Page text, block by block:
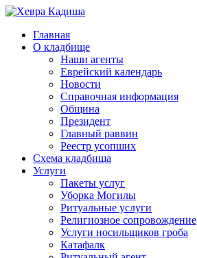
Главная
О кладбище
Наши агенты
Еврейский календарь
Новости
Справочная информация
Община
Президент
Главный раввин
Реестр усопших
Схема кладбища
Услуги
Пакеты услуг
Уборка Могилы
Ритуальные услуги
Религиозное сопровождение
Услуги носильщиков гроба
Катафалк